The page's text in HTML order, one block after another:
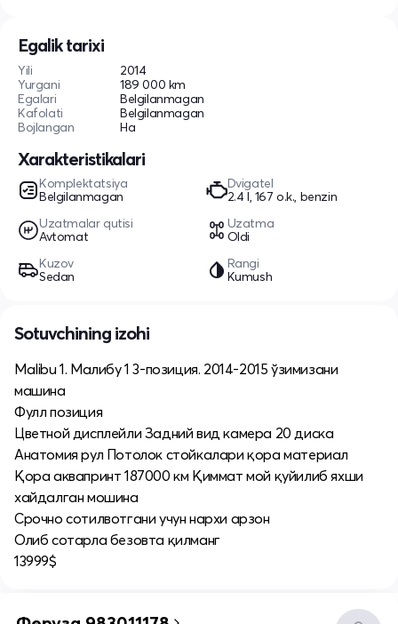
Egalik tarixi
Yili
2014
Yurgani
189 000 km
Egalari
Belgilanmagan
Kafolati
Belgilanmagan
Bojlangan
Ha
Xarakteristikalari
Komplektatsiya
Belgilanmagan
Dvigatel
2.4 l, 167 o.k., benzin
Uzatmalar qutisi
Avtomat
Uzatma
Oldi
Kuzov
Sedan
Rangi
Kumush
Sotuvchining izohi
Malibu 1. Малибу 1 3-позиция. 2014-2015 ўзимизани
машина
Фулл позиция
Цветной дисплейли Задний вид камера 20 диска
Анатомия рул Потолок стойкалари қора материал
Қора аквапринт 187000 км Қиммат мой қуйилиб яхши
хайдалган мошина
Срочно сотилвотгани учун нархи арзон
Олиб сотарла безовта қилманг
13999$